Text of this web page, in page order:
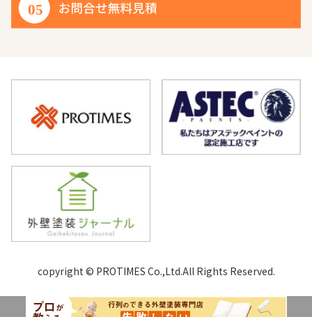
copyright © PROTIMES Co.,Ltd.All Rights Reserved.